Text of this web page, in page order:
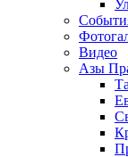
Видео
Азы